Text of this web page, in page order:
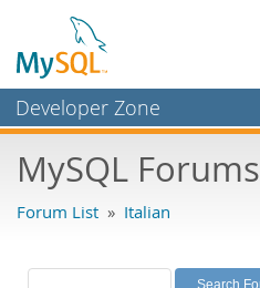
Developer Zone
Bugs
Labs
MySQL Forums
Forum List » Italian